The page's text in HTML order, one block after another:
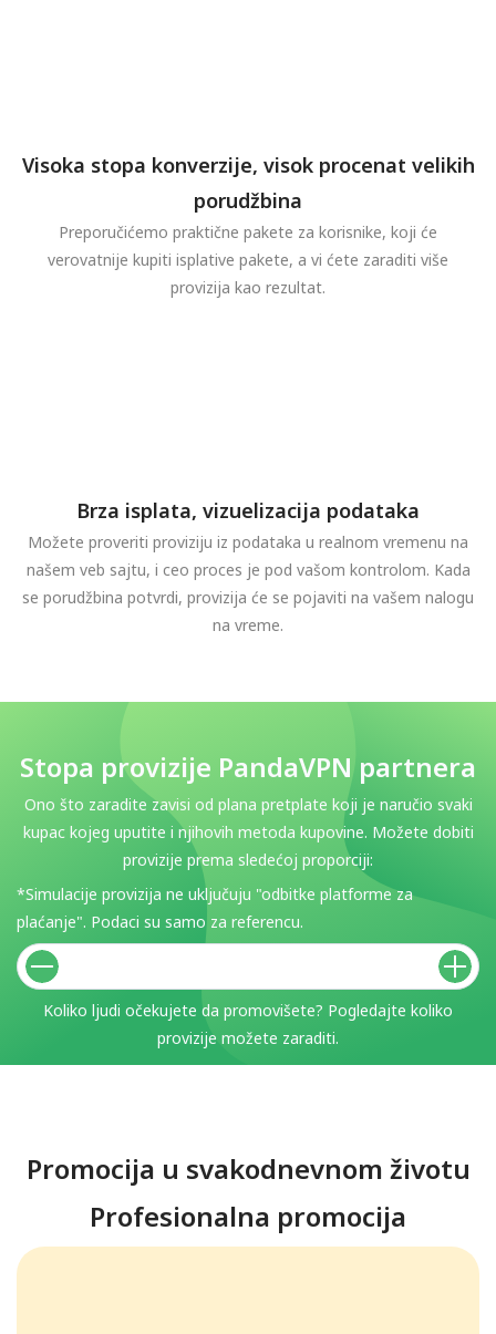
Visoka stopa konverzije, visok procenat velikih
porudžbina
Preporučićemo praktične pakete za korisnike, koji će
verovatnije kupiti isplative pakete, a vi ćete zaraditi više
provizija kao rezultat.
Brza isplata, vizuelizacija podataka
Možete proveriti proviziju iz podataka u realnom vremenu na
našem veb sajtu, i ceo proces je pod vašom kontrolom. Kada
se porudžbina potvrdi, provizija će se pojaviti na vašem nalogu
na vreme.
Stopa provizije PandaVPN partnera
Ono što zaradite zavisi od plana pretplate koji je naručio svaki
kupac kojeg uputite i njihovih metoda kupovine. Možete dobiti
provizije prema sledećoj proporciji:
*Simulacije provizija ne uključuju "odbitke platforme za
plaćanje". Podaci su samo za referencu.
Koliko ljudi očekujete da promovišete? Pogledajte koliko
provizije možete zaraditi.
Promocija u svakodnevnom životu
Profesionalna promocija